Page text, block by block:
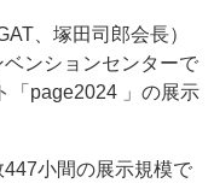
ント 信用情報
業界
、塚田司郎会長）
ンションセンターで
「page2024 」の展示
小間の展示規模で